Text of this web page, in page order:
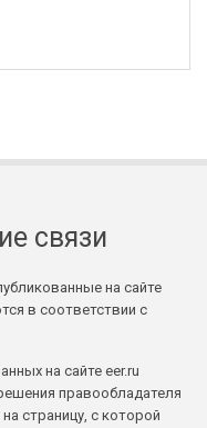
связи
на сайте
в соответствии с
на сайте eer.ru
правообладателя
страницу, с которой